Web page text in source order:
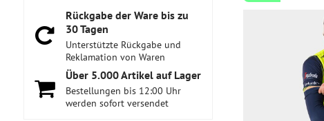
Rückgabe der Ware bis zu
30 Tagen
Unterstützte Rückgabe und
Reklamation von Waren
Über 5​.000 Artikel auf Lager
Bestellungen bis 12:00 Uhr
werden sofort versendet